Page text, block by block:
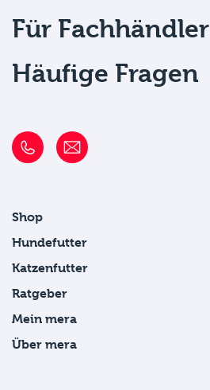
Für Fachhändler
Häufige Fragen
Shop
Hundefutter
Katzenfutter
Ratgeber
Mein mera
Über mera